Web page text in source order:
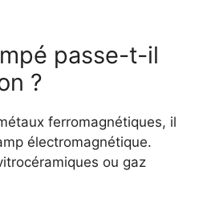
passe-t-il
?
ferromagnétiques, il
électromagnétique.
ou gaz